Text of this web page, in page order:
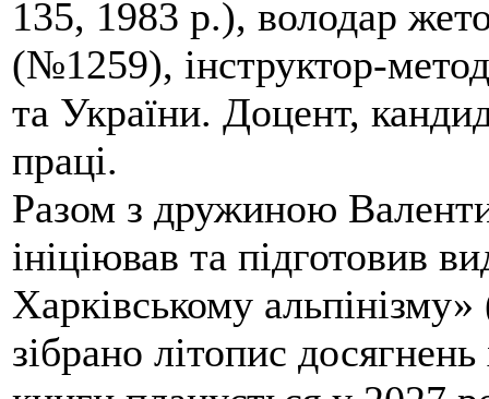
135, 1983 р.), володар
(№1259), інструктор-
та України. Доцент,
праці.
Разом з дружиною
ініціював та підготовив
Харківському
зібрано літопис